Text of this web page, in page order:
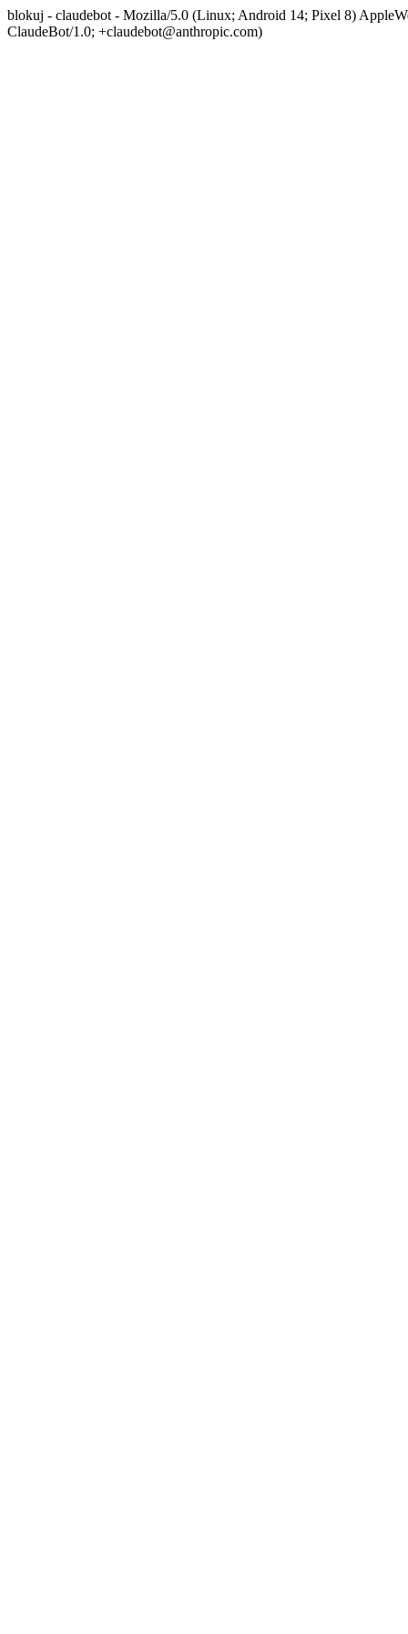
blokuj - claudebot - Mozilla/5.0 (Linux; Android 14; Pixel 8)
ClaudeBot/1.0; +claudebot@anthropic.com)